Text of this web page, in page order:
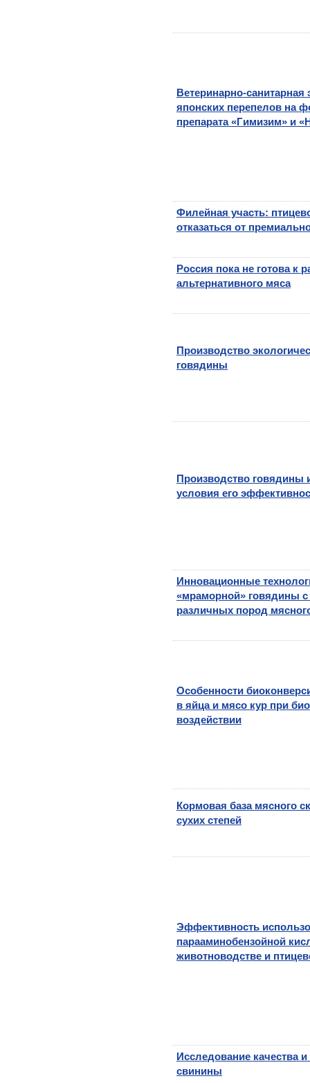
Ветеринарно-санитарная
японских перепелов на
препарата «Гимизим» и
Филейная участь:
отказаться от
Россия пока не готова к
альтернативного мяса
Производство
говядины
Производство говядины
условия его
Инновационные
«мраморной» говядины
различных пород
Особенности
в яйца и мясо кур при
воздействии
Кормовая база мясного
сухих степей
Эффективность
парааминобензойной
животноводстве и
Исследование качества и
свинины